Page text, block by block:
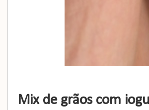
Mix de grãos com